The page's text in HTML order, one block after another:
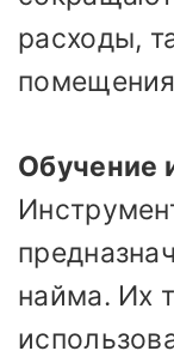
расходы,
Обучение
найма. Их